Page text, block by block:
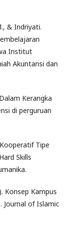
& Indriyati.
Institut
Akuntansi dan
Kerangka
di perguruan
Tipe
Skills
Konsep Kampus
Journal of Islamic